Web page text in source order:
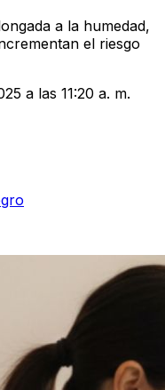
a la humedad,
el riesgo
a las 11:20 a. m.